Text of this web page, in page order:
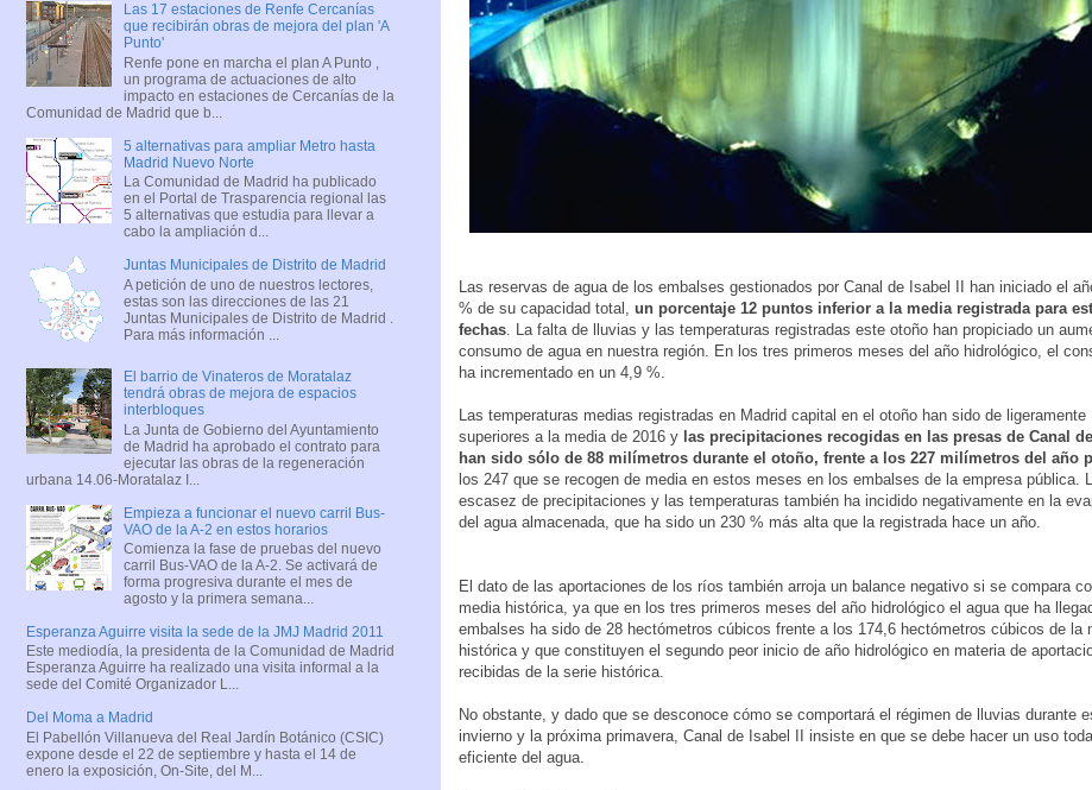
Las reservas de agua de los embalses gestionados por Canal de Isabel II han iniciado el
% de su capacidad total, un porcentaje 12 puntos inferior a la media registrada para
fechas . La falta de lluvias y las temperaturas registradas este otoño han propiciado un
consumo de agua en nuestra región. En los tres primeros meses del año hidrológico, el
ha incrementado en un 4,9 %.
Las temperaturas medias registradas en Madrid capital en el otoño han sido de ligeramente
superiores a la media de 2016 y las precipitaciones recogidas en las presas de Canal de
han sido sólo de 88 milímetros durante el otoño, frente a los 227 milímetros del año
los 247 que se recogen de media en estos meses en los embalses de la empresa pública.
escasez de precipitaciones y las temperaturas también ha incidido negativamente en la
del agua almacenada, que ha sido un 230 % más alta que la registrada hace un año.
El dato de las aportaciones de los ríos también arroja un balance negativo si se compara
media histórica, ya que en los tres primeros meses del año hidrológico el agua que ha
embalses ha sido de 28 hectómetros cúbicos frente a los 174,6 hectómetros cúbicos de la
histórica y que constituyen el segundo peor inicio de año hidrológico en materia de
recibidas de la serie histórica.
No obstante, y dado que se desconoce cómo se comportará el régimen de lluvias durante
invierno y la próxima primavera, Canal de Isabel II insiste en que se debe hacer un uso
eficiente del agua.
Las 17 estaciones de Renfe Cercanías
que recibirán obras de mejora del plan 'A
Punto'
Renfe pone en marcha el plan A Punto ,
un programa de actuaciones de alto
impacto en estaciones de Cercanías de la
Comunidad de Madrid que b...
5 alternativas para ampliar Metro hasta
Madrid Nuevo Norte
La Comunidad de Madrid ha publicado
en el Portal de Trasparencia regional las
5 alternativas que estudia para llevar a
cabo la ampliación d...
Juntas Municipales de Distrito de Madrid
A petición de uno de nuestros lectores,
estas son las direcciones de las 21
Juntas Municipales de Distrito de Madrid .
Para más información ...
El barrio de Vinateros de Moratalaz
tendrá obras de mejora de espacios
interbloques
La Junta de Gobierno del Ayuntamiento
de Madrid ha aprobado el contrato para
ejecutar las obras de la regeneración
urbana 14.06-Moratalaz I...
Empieza a funcionar el nuevo carril Bus-
VAO de la A-2 en estos horarios
Comienza la fase de pruebas del nuevo
carril Bus-VAO de la A-2. Se activará de
forma progresiva durante el mes de
agosto y la primera semana...
Esperanza Aguirre visita la sede de la JMJ Madrid 2011
Este mediodía, la presidenta de la Comunidad de Madrid
Esperanza Aguirre ha realizado una visita informal a la
sede del Comité Organizador L...
Del Moma a Madrid
El Pabellón Villanueva del Real Jardín Botánico (CSIC)
expone desde el 22 de septiembre y hasta el 14 de
enero la exposición, On-Site, del M...